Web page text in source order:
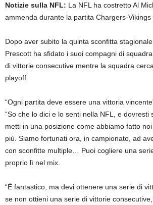
Notizie sulla NFL: La NFL ha costretto Al
ammenda durante la partita Chargers-Vikings
Dopo aver subito la quinta sconfitta
Prescott ha sfidato i suoi compagni di
di vittorie consecutive mentre la squadra
playoff.
“Ogni partita deve essere una vittoria
“So che lo dici e lo senti nella NFL, e dovresti
metti in una posizione come abbiamo fatto
più. Siamo fortunati ora, in campionato, ad
con sconfitte multiple… Puoi cogliere una
proprio lì nel mix.
“È fantastico, ma devi ottenere una serie di
se non ottieni una serie di vittorie